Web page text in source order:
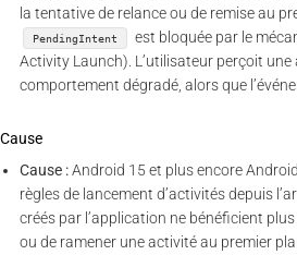
la tentative de relance ou de remise au
PendingIntent
est bloquée par le
Activity Launch). L’utilisateur perçoit
comportement dégradé, alors que
Cause
Cause :Android 15 et plus encore
règles de lancement d’activités depuis
créés par l’application ne bénéficient
ou de ramener une activité au premier